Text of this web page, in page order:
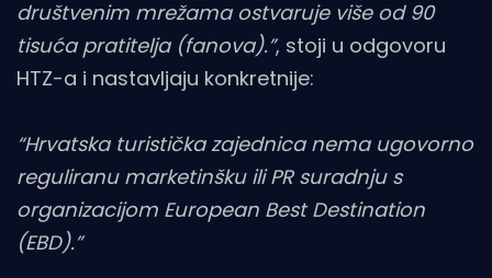
društvenim mrežama ostvaruje više od 90
tisuća pratitelja (fanova).”, stoji u odgovoru
HTZ-a i nastavljaju konkretnije:
“Hrvatska turistička zajednica nema ugovorno
reguliranu marketinšku ili PR suradnju s
organizacijom European Best Destination
(EBD).”